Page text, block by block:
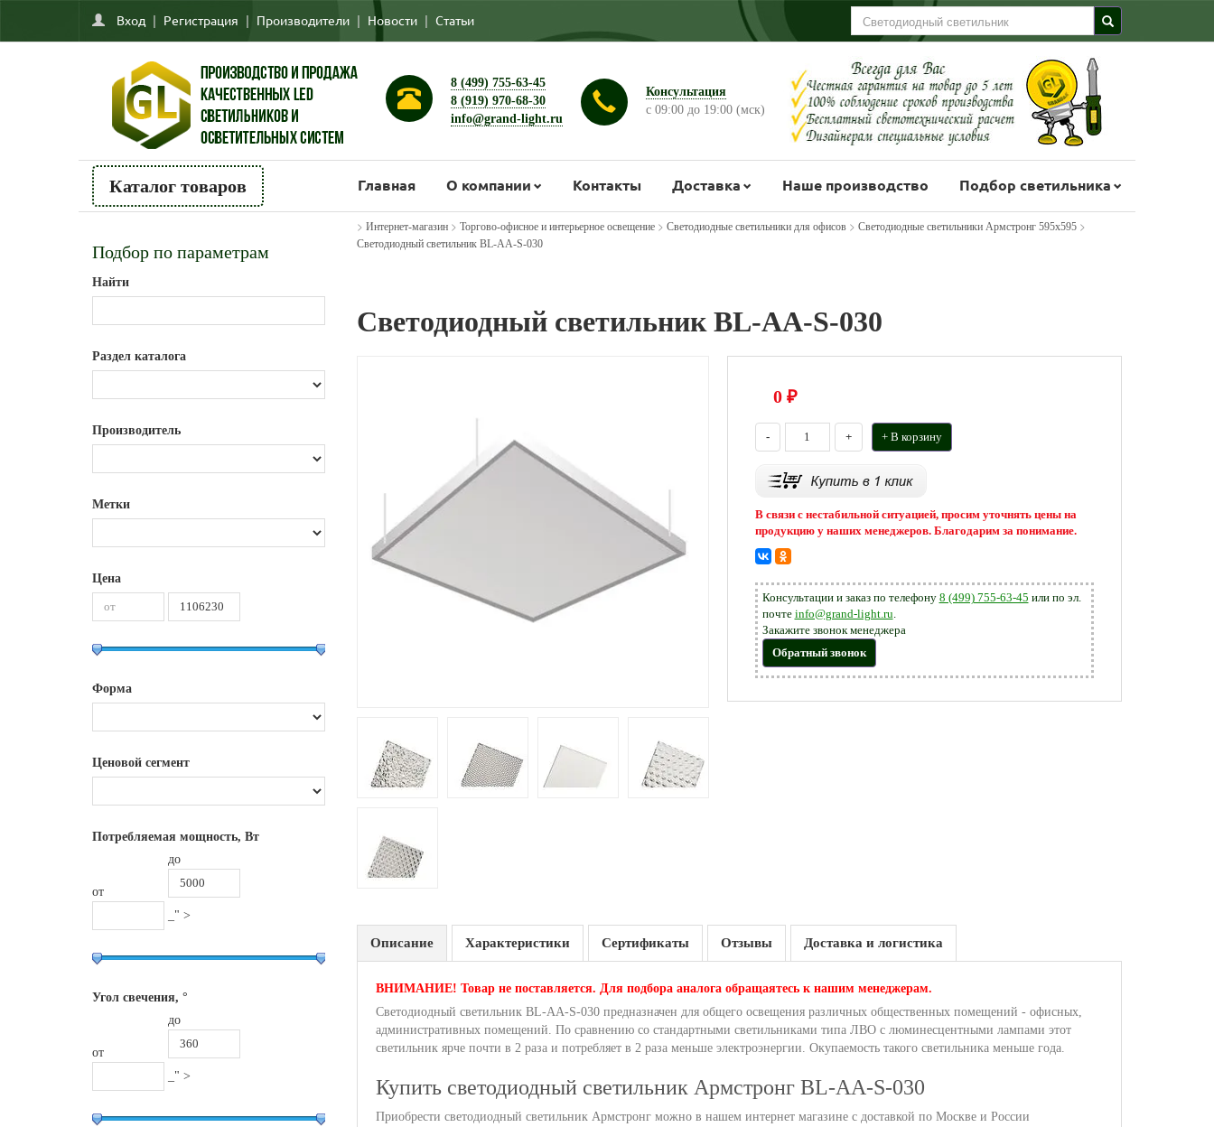
Вход | Регистрация | Производители | Новости | Статьи
8 (499) 755-63-45
8 (919) 970-68-30
info@grand-light.ru
Консультация
с 09:00 до 19:00 (мск)
Каталог товаров Главная О компании Контакты Доставка Наше производство Подбор светильника
Подбор по параметрам
Найти
Раздел каталога
Производитель
Метки
Цена
Форма
Ценовой сегмент
Потребляемая мощность, Вт
от
до
_" >
Угол свечения, °
от
до
_" >
> Интернет-магазин> Торгово-офисное и интерьерное освещение> Светодиодные светильники для офисов> Светодиодные светильники Армстронг 595х595>
Светодиодный светильник BL-AA-S-030
Светодиодный светильник BL-AA-S-030
0₽
- + + В корзину
В связи с нестабильной ситуацией, просим уточнять цены на
продукцию у наших менеджеров. Благодарим за понимание.
Консультации и заказ по телефону 8 (499) 755-63-45 или по эл.
почте info@grand-light.ru.
Закажите звонок менеджера
Обратный звонок
Описание Характеристики Сертификаты Отзывы Доставка и логистика
ВНИМАНИЕ! Товар не поставляется. Для подбора аналога обращаятесь к нашим менеджерам.
Светодиодный светильник BL-AA-S-030 предназначен для общего освещения различных общественных помещений - офисных,
административных помещений. По сравнению со стандартными светильниками типа ЛВО с люминесцентными лампами этот
светильник ярче почти в 2 раза и потребляет в 2 раза меньше электроэнергии. Окупаемость такого светильника меньше года.
Купить светодиодный светильник Армстронг BL-AA-S-030
Приобрести светодиодный светильник Армстронг можно в нашем интернет магазине с доставкой по Москве и России